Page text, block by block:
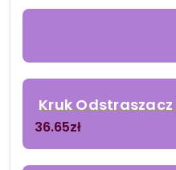
Kruk
36.65zł